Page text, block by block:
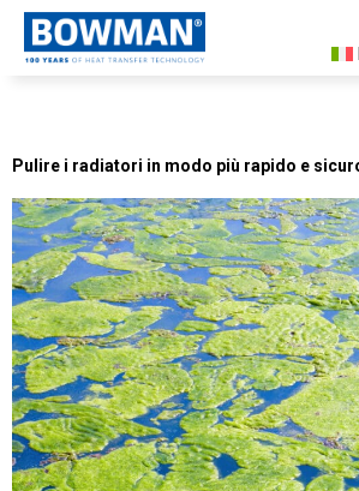
Pulire i radiatori in modo più rapido e